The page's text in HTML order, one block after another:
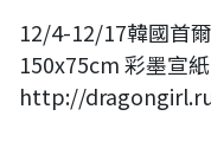
12/4-12/17韓國首
150x75cm 彩墨宣
http://